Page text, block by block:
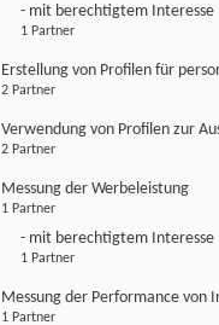
- mit berechtigtem Interesse
1 Partner
Erstellung von Profilen für
2 Partner
Verwendung von Profilen zur
2 Partner
Messung der Werbeleistung
1 Partner
- mit berechtigtem Interesse
1 Partner
Messung der Performance von
1 Partner